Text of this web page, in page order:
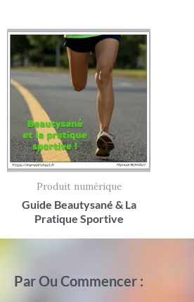
Produit numérique
Guide Beautysané & La
Pratique Sportive
Par Ou Commencer :